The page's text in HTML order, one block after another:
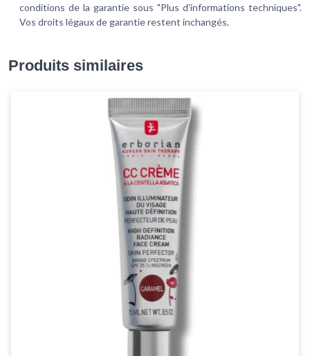
conditions de la garantie sous "Plus d'informations techniques".
Vos droits légaux de garantie restent inchangés.
Produits similaires